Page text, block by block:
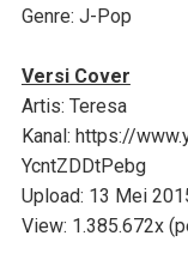
Genre: J-Pop
Versi Cover
Artis: Teresa
Kanal : https://
YcntZDDtPebg
Upload: 13 Mei
View: 1.385.672x